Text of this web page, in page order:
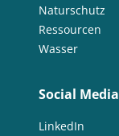
Naturschutz
Ressourcen
Wasser
Social Media
LinkedIn